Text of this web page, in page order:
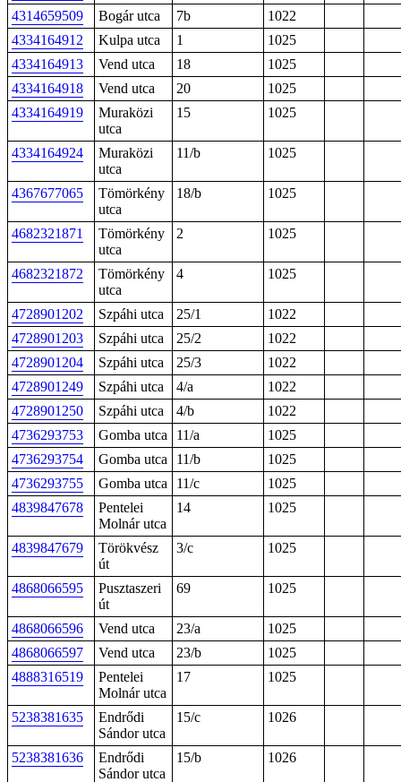
4314659509
Bogár utca 7b
1022
4334164912
Kulpa utca 1
1025
4334164913
Vend utca 18
1025
4334164918
Vend utca 20
1025
4334164919
Muraközi
utca
15 1025
4334164924
Muraközi
utca
11/b 1025
4367677065
Tömörkény
utca
18/b 1025
4682321871
Tömörkény
utca
2 1025
4682321872
Tömörkény
utca
4 1025
4728901202 Szpáhi utca 25/1
1022
4728901203
Szpáhi utca 25/2
1022
4728901204
Szpáhi utca 25/3
1022
4728901249
Szpáhi utca 4/a
1022
4728901250
Szpáhi utca 4/b
1022
4736293753
Gomba utca 11/a
1025
4736293754
Gomba utca 11/b
1025
4736293755
Gomba utca 11/c
1025
4839847678
Pentelei
Molnár utca
14 1025
4839847679
Törökvész
út
3/c 1025
4868066595
Pusztaszeri
út
69 1025
4868066596 Vend utca 23/a
1025
4868066597
Vend utca 23/b
1025
4888316519
Pentelei
Molnár utca
17 1025
5238381635
Endrődi
Sándor utca
15/c 1026
5238381636
Endrődi
Sándor utca
15/b 1026